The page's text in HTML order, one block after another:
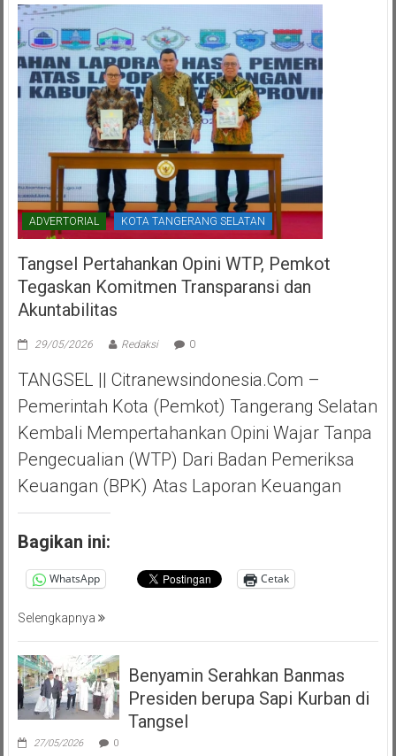
ADVERTORIAL KOTA TANGERANG SELATAN
Tangsel Pertahankan Opini WTP, Pemkot
Tegaskan Komitmen Transparansi dan
Akuntabilitas
29/05/2026 Redaksi 0
TANGSEL || Citranewsindonesia.com –
Pemerintah Kota (Pemkot) Tangerang Selatan
Kembali Mempertahankan Opini Wajar Tanpa
Pengecualian (WTP) Dari Badan Pemeriksa
Keuangan (BPK) Atas Laporan Keuangan
Bagikan ini:
WhatsApp Cetak
Selengkapnya
Benyamin Serahkan Banmas
Presiden berupa Sapi Kurban di
Tangsel
27/05/2026 0